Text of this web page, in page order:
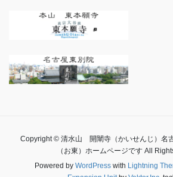
Copyright © 清水山 開闡寺（かいせんじ）名
（お東）ホームページです All
Powered by WordPresswith Lightning